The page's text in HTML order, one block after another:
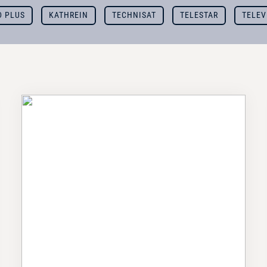
PLUS KATHREIN TECHNISAT TELESTAR